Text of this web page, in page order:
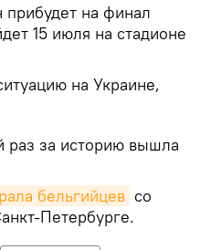
на финал
15 июля на стадионе
на Украине,
раз за историю вышла
бельгийцев со
Петербурге.